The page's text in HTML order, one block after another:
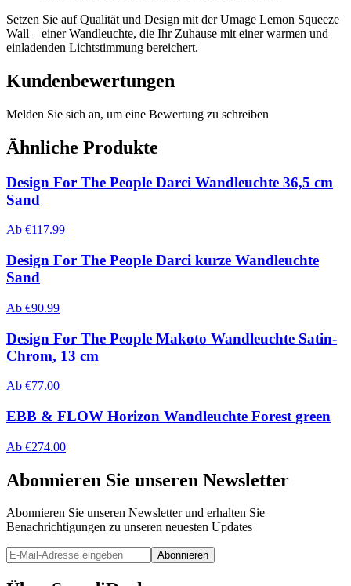
Setzen Sie auf Qualität und Design mit der Umage Lemon Squeeze
Wall – einer Wandleuchte, die Ihr Zuhause mit einer warmen und
einladenden Lichtstimmung bereichert.
Kundenbewertungen
Melden Sie sich an, um eine Bewertung zu schreiben
Ähnliche Produkte
Design For The People Darci Wandleuchte 36,5 cm
Sand
Ab €117.99
Design For The People Darci kurze Wandleuchte
Sand
Ab €90.99
Design For The People Makoto Wandleuchte Satin-
Chrom, 13 cm
Ab €77.00
EBB & FLOW Horizon Wandleuchte Forest green
Ab €274.00
Abonnieren Sie unseren Newsletter
Abonnieren Sie unseren Newsletter und erhalten Sie
Benachrichtigungen zu unseren neuesten Updates
Abonnieren